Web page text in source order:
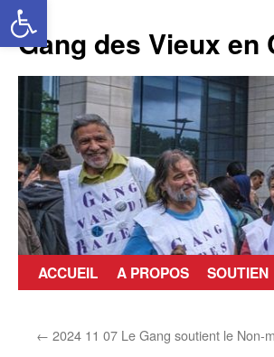
Aller
au
contenu
Gang des Vieux en
ACCUEIL A PROPOS SOUTIEN
← 2024 11 07 Le Gang soutient le Non-